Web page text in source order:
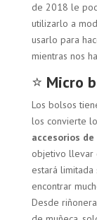
de 2018 le
utilizarlo a
usarlo para
mientras nos
⭐ Micro
Los bolsos
los convierte
accesorios de
objetivo llevar
estará
encontrar
Desde